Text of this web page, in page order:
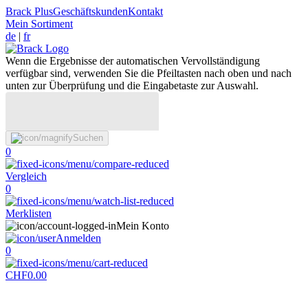
Brack PlusGeschäftskundenKontakt
Mein Sortiment
de | fr
Wenn die Ergebnisse der automatischen Vervollständigung
verfügbar sind, verwenden Sie die Pfeiltasten nach oben und nach
unten zur Überprüfung und die Eingabetaste zur Auswahl.
Suchen
0
Vergleich
0
Merklisten
Mein Konto
Anmelden
0
CHF0.00